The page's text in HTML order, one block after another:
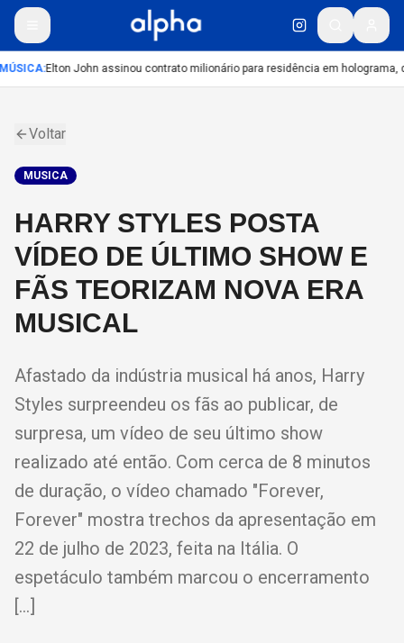
:Elton John assinou contrato milionário para residência em holograma,
Voltar
MUSICA
HARRY STYLES POSTA
VÍDEO DE ÚLTIMO SHOW E
FÃS TEORIZAM NOVA ERA
MUSICAL
Afastado da indústria musical há anos, Harry
Styles surpreendeu os fãs ao publicar, de
surpresa, um vídeo de seu último show
realizado até então. Com cerca de 8 minutos
de duração, o vídeo chamado "Forever,
Forever" mostra trechos da apresentação em
22 de julho de 2023, feita na Itália. O
espetáculo também marcou o encerramento
[…]